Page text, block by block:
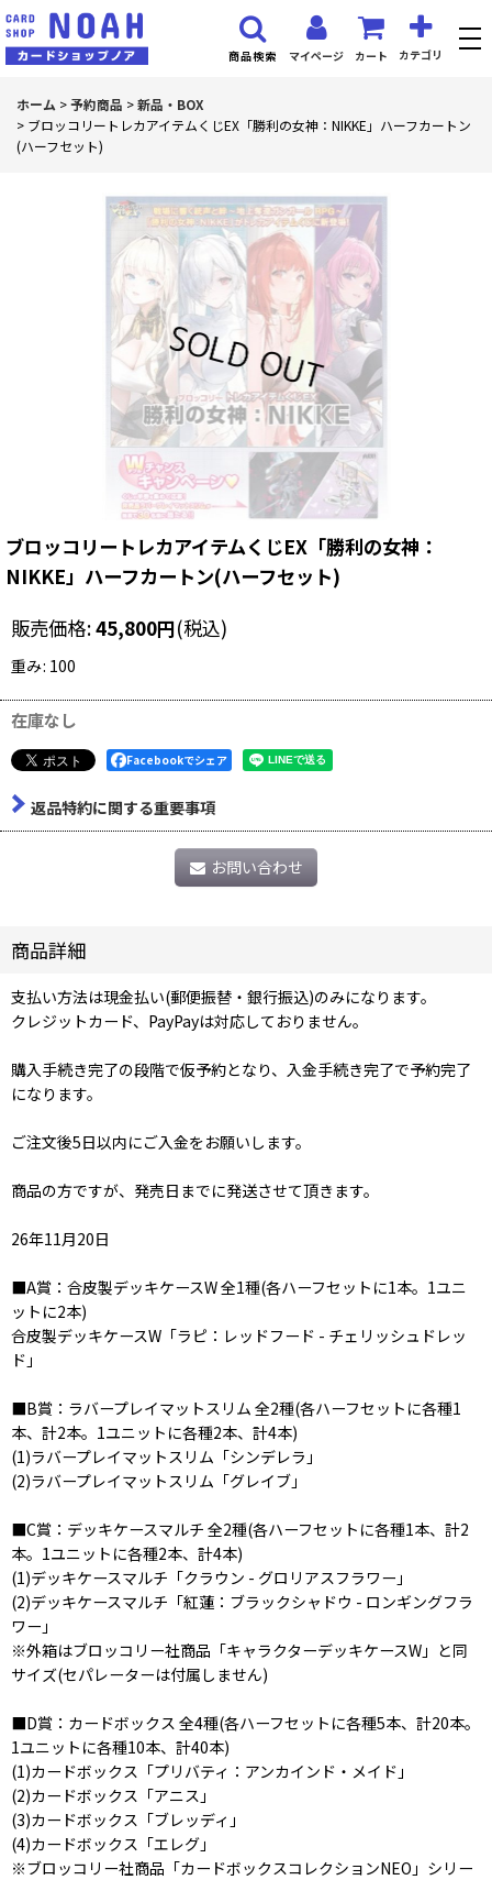
マイページ カート カテゴリ
商品検索
ホーム >予約商品 >新品・BOX
> ブロッコリートレカアイテムくじEX「勝利の女神：NIKKE」ハーフカートン
(ハーフセット)
ブロッコリートレカアイテムくじEX「勝利の女神：
NIKKE」ハーフカートン(ハーフセット)
販売価格:45,800円(税込)
重み: 100
在庫なし
Facebookでシェア
返品特約に関する重要事項
お問い合わせ
商品詳細
支払い方法は現金払い(郵便振替・銀行振込)のみになります。
クレジットカード、PayPayは対応しておりません。
購入手続き完了の段階で仮予約となり、入金手続き完了で予約完了
になります。
ご注文後5日以内にご入金をお願いします。
商品の方ですが、発売日までに発送させて頂きます。
26年11月20日
■A賞：合皮製デッキケースW 全1種(各ハーフセットに1本。1ユニ
ットに2本)
合皮製デッキケースW「ラピ：レッドフード - チェリッシュドレッ
ド」
■B賞：ラバープレイマットスリム 全2種(各ハーフセットに各種1
本、計2本。1ユニットに各種2本、計4本)
(1)ラバープレイマットスリム「シンデレラ」
(2)ラバープレイマットスリム「グレイブ」
■C賞：デッキケースマルチ 全2種(各ハーフセットに各種1本、計2
本。1ユニットに各種2本、計4本)
(1)デッキケースマルチ「クラウン - グロリアスフラワー」
(2)デッキケースマルチ「紅蓮：ブラックシャドウ - ロンギングフラ
ワー」
※外箱はブロッコリー社商品「キャラクターデッキケースW」と同
サイズ(セパレーターは付属しません)
■D賞：カードボックス 全4種(各ハーフセットに各種5本、計20本。
1ユニットに各種10本、計40本)
(1)カードボックス「プリバティ：アンカインド・メイド」
(2)カードボックス「アニス」
(3)カードボックス「ブレッディ」
(4)カードボックス「エレグ」
※ブロッコリー社商品「カードボックスコレクションNEO」シリー